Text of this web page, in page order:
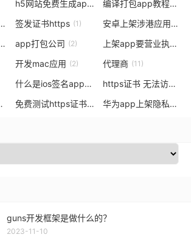
h5网站免费生成app (4)
编译打包app教程手机版苹果
信任设置
(2)
签发证书https (1) 安卓上架涉港应用
正在打包 app打包公司 (2) 上架app要营业执照
开发mac应用 (2) 代理商 (11)
什么是ios签名app机制 (1) https证书 无法访问
沉迷 (4) 免费测试https证书 华为app上架隐私策略链接
guns开发框架是做什么的？
2023-11-10